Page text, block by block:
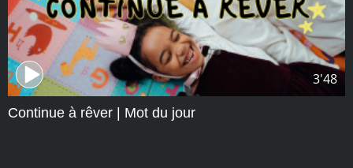
3'48
Continue à rêver | Mot du jour